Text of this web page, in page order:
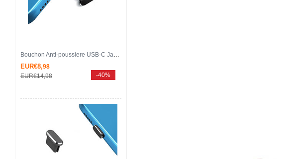
Bouchon Anti-poussiere USB-C Jack Type-C Universel H14 pour Apple iPhone 15 Plus Noir
EUR€8,98
EUR€14,98 -40%